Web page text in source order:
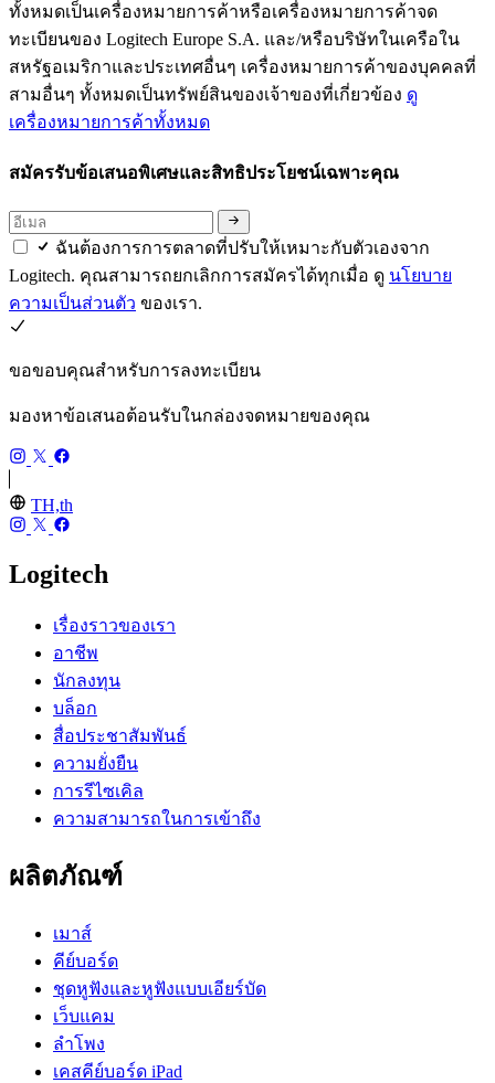
ทั้งหมดเป็นเครื่องหมายการค้าหรือเครื่องหมายการค้าจด
ทะเบียนของ Logitech Europe S.A. และ/หรือบริษัทในเครือใน
สหรัฐอเมริกาและประเทศอื่นๆ เครื่องหมายการค้าของบุคคลที่
สามอื่นๆ ทั้งหมดเป็นทรัพย์สินของเจ้าของที่เกี่ยวข้อง ดู
เครื่องหมายการค้าทั้งหมด
สมัครรับข้อเสนอพิเศษและสิทธิประโยชน์เฉพาะคุณ
ฉันต้องการการตลาดที่ปรับให้เหมาะกับตัวเองจาก
Logitech. คุณสามารถยกเลิกการสมัครได้ทุกเมื่อ ดู นโยบาย
ความเป็นส่วนตัว ของเรา.
ขอขอบคุณสำหรับการลงทะเบียน
มองหาข้อเสนอต้อนรับในกล่องจดหมายของคุณ
TH,th
Logitech
เรื่องราวของเรา
อาชีพ
นักลงทุน
บล็อก
สื่อประชาสัมพันธ์
ความยั่งยืน
การรีไซเคิล
ความสามารถในการเข้าถึง
ผลิตภัณฑ์
เมาส์
คีย์บอร์ด
ชุดหูฟังและหูฟังแบบเอียร์บัด
เว็บแคม
ลำโพง
เคสคีย์บอร์ด iPad